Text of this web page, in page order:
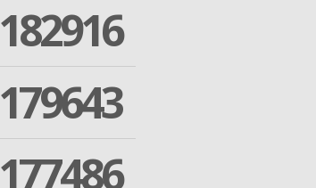
182916
179643
177486